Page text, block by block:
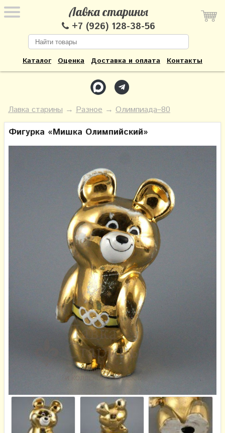
Лавка старины
+7 (926) 128-38-56
Каталог Оценка Доставка и оплата Контакты
Лавка старины → Разное → Олимпиада–80
Фигурка «Мишка Олимпийский»